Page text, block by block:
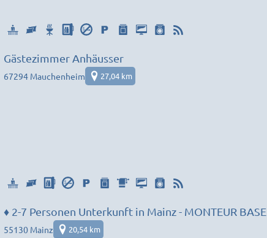
Gästezimmer Anhäusser
67294 Mauchenheim 27,04 km
♦️ 2-7 Personen Unterkunft in Mainz - MONTEUR BASE
55130 Mainz 20,54 km